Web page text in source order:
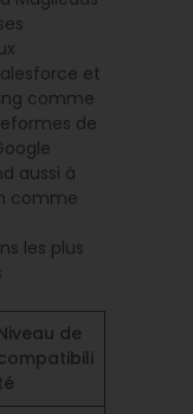
et
comme
de
aussi à
comme
les plus
de